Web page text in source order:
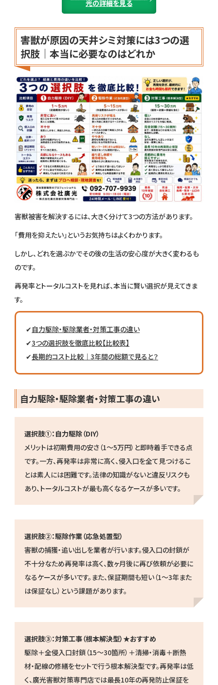
光の詳細を見る
害獣が原因の天井シミ対策には3つの選
択肢｜本当に必要なのはどれか
害獣被害を解決するには、大きく分けて3つの方法があります。
「費用を抑えたい」というお気持ちはよくわかります。
しかし、どれを選ぶかでその後の生活の安心度が大きく変わるも
のです。
再発率とトータルコストを見れば、本当に賢い選択が見えてきま
す。
✔ 自力駆除・駆除業者・対策工事の違い
✔3つの選択肢を徹底比較【比較表】
✔長期的コスト比較｜3年間の総額で見ると？
自力駆除・駆除業者・対策工事の違い
選択肢①：自力駆除（DIY）
メリットは初期費用の安さ（1〜5万円）と即時着手できる点
です。一方、再発率は非常に高く、侵入口を全て見つけるこ
とは素人には困難です。法律の知識がないと違反リスクも
あり、トータルコストが最も高くなるケースが多いです。
選択肢②：駆除作業（応急処置型）
害獣の捕獲・追い出しを業者が行います。侵入口の封鎖が
不十分なため再発率は高く、数ヶ月後に再び依頼が必要に
なるケースが多いです。また、保証期間も短い（1〜3年また
は保証なし）という課題があります。
選択肢③：対策工事（根本解決型）★おすすめ
駆除＋全侵入口封鎖（15〜30箇所）＋清掃・消毒＋断熱
材・配線の修繕をセットで行う根本解決型です。再発率は低
く、廣光害獣対策専門店では最長10年の再発防止保証を